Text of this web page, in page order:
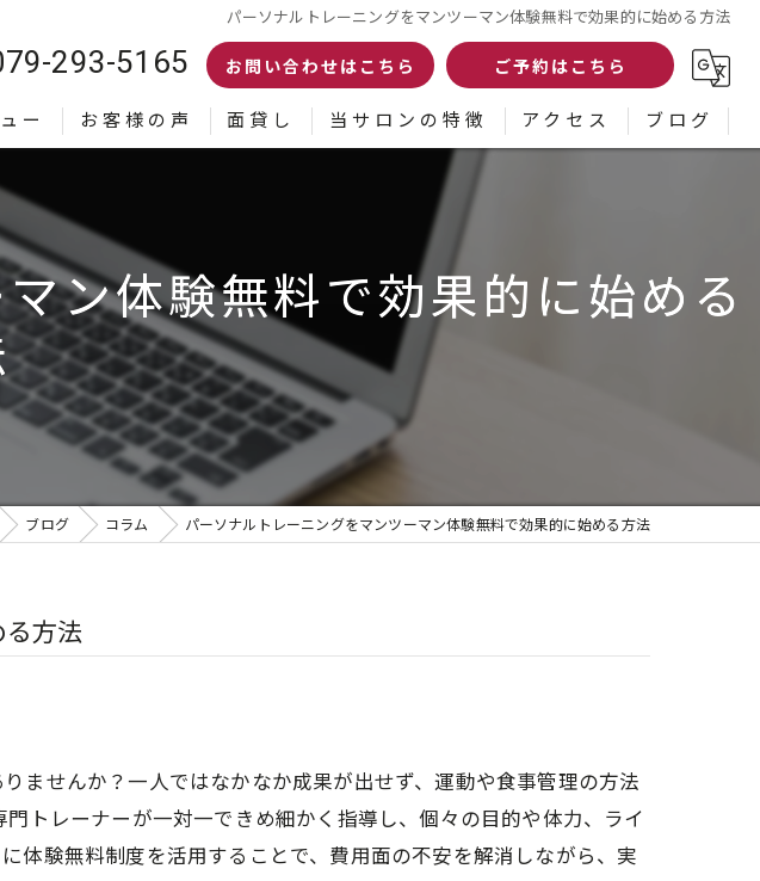
パーソナルトレーニングをマンツーマン体験無料で効果的に始める方法
293-5165 お問い合わせはこちら ご予約はこちら
ー お客様の声 面貸し 当サロンの特徴
リラクゼーション
女性
ダイエット
小顔矯正
アクセス ブログ
ン体験無料で効果的に始める
ブログ コラム パーソナルトレーニングをマンツーマン体験無料で効果的に始める方法
方法
ませんか？一人ではなかなか成果が出せず、運動や食事管理の方法
トレーナーが一対一できめ細かく指導し、個々の目的や体力、ライ
体験無料制度を活用することで、費用面の不安を解消しながら、実